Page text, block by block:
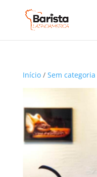
Início/ Sem categoria